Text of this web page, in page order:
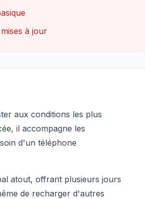
à jour
aux conditions les plus
il accompagne les
d'un téléphone
atout, offrant plusieurs jours
de recharger d'autres